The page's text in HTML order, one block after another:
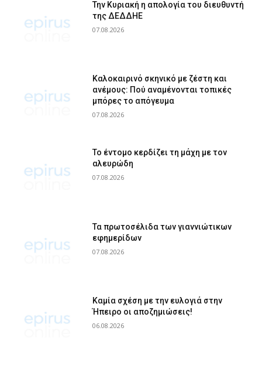
Την Κυριακή η απολογία του διευθυντή
της ΔΕΔΔΗΕ
07.08.2026
Καλοκαιρινό σκηνικό με ζέστη και
ανέμους: Πού αναμένονται τοπικές
μπόρες το απόγευμα
07.08.2026
Το έντομο κερδίζει τη μάχη με τον
αλευρώδη
07.08.2026
Τα πρωτοσέλιδα των γιαννιώτικων
εφημερίδων
07.08.2026
Καμία σχέση με την ευλογιά στην
Ήπειρο οι αποζημιώσεις!
06.08.2026